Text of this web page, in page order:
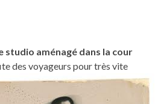
studio aménagé dans la cour
des voyageurs pour très vite